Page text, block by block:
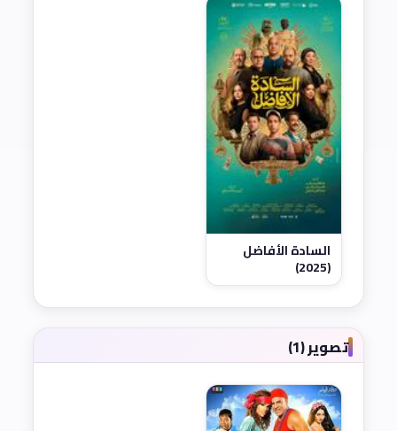
السادة الأفاضل
(2025)
تصوير (1)